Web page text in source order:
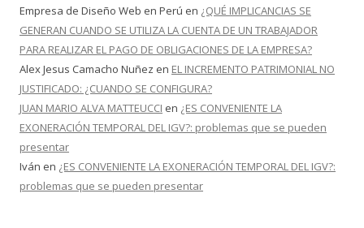
Empresa de Diseño Web en Perú en ¿QUÉ IMPLICANCIAS SE
GENERAN CUANDO SE UTILIZA LA CUENTA DE UN TRABAJADOR
PARA REALIZAR EL PAGO DE OBLIGACIONES DE LA EMPRESA?
Alex Jesus Camacho Nuñez en EL INCREMENTO PATRIMONIAL NO
JUSTIFICADO: ¿CUANDO SE CONFIGURA?
JUAN MARIO ALVA MATTEUCCI en ¿ES CONVENIENTE LA
EXONERACIÓN TEMPORAL DEL IGV?: problemas que se pueden
presentar
Iván en ¿ES CONVENIENTE LA EXONERACIÓN TEMPORAL DEL IGV?:
problemas que se pueden presentar